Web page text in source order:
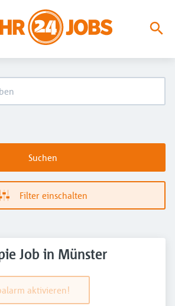
Suchen
Filter einschalten
Job in Münster
aktivieren!